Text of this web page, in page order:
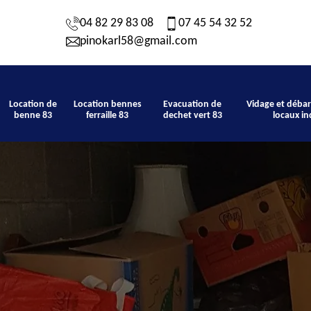
04 82 29 83 08
07 45 54 32 52
pinokarl58@gmail.com
Location de
benne 83
Location bennes
ferraille 83
Evacuation de
dechet vert 83
Vidage et
locaux